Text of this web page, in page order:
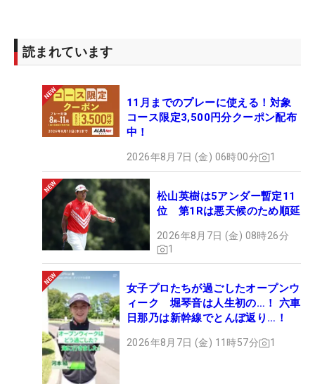
読まれています
11月までのプレーに使える！対象
コース限定3,500円分クーポン配布
中！
2026年8月7日 (金) 06時00分 1
松山英樹は5アンダー暫定11
位 第1Rは悪天候のため順延
2026年8月7日 (金) 08時26分
1
女子プロたちが過ごしたオープンウ
ィーク 堀琴音は人生初の…！ 六車
日那乃は新幹線でとんぼ返り…！
2026年8月7日 (金) 11時57分 1